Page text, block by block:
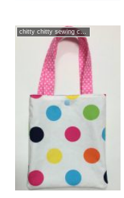
chitty chitty sewing club